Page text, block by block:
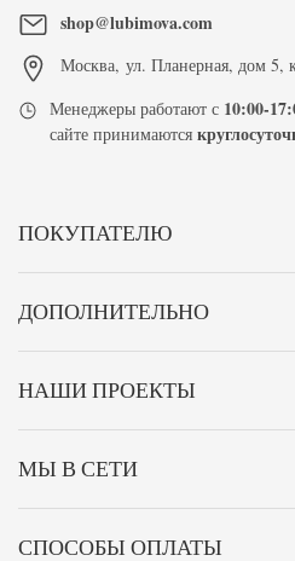
shop@lubimova.com
Москва, ул. Планерная, дом 5,
Менеджеры работают с 10:00-
сайте принимаются
ПОКУПАТЕЛЮ
ДОПОЛНИТЕЛЬНО
НАШИ ПРОЕКТЫ
МЫ В СЕТИ
СПОСОБЫ ОПЛАТЫ